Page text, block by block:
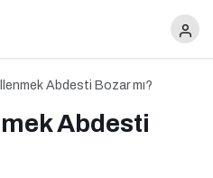
Abdesti Bozar mı?
Abdesti
Abdesti Bozar mı?